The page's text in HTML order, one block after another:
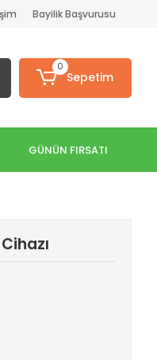
Bayilik Başvurusu
0
Sepetim
GÜNÜN FIRSATI